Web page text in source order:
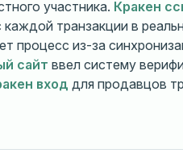
участника. Кракен
транзакции в
процесс из-за
сайт ввел систему
вход для продавцов